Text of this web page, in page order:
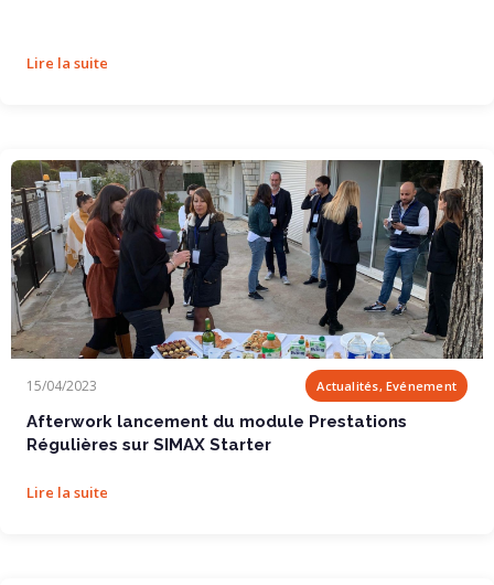
Lire la suite
15/04/2023 Actualités, Evénement
Afterwork lancement du module Prestations
Régulières sur SIMAX Starter
Lire la suite